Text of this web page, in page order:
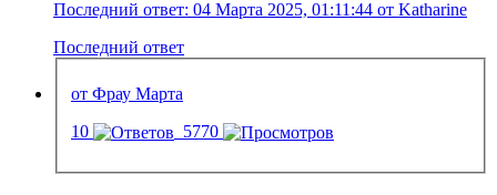
Последний ответ: 04 Марта 2025, 01:11:44 от Katharine
Последний ответ
от Фрау Марта
10
5770